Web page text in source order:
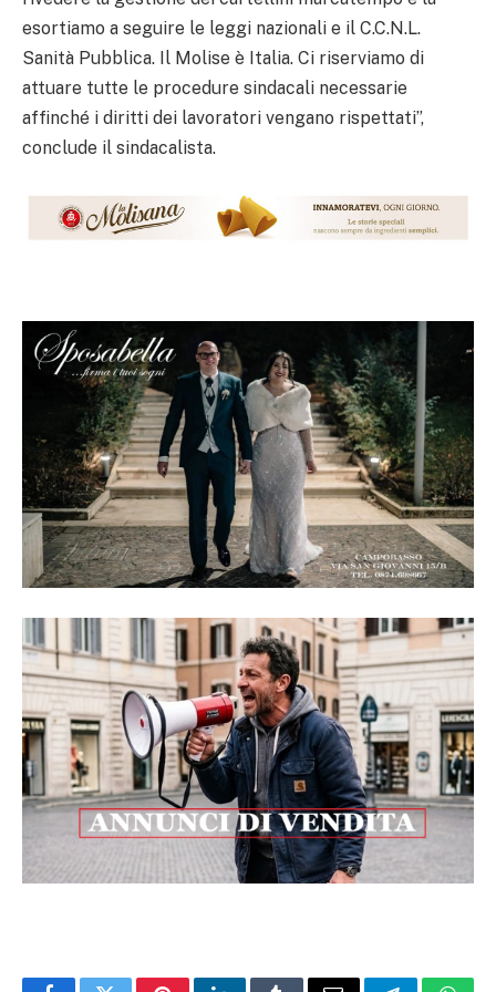
esortiamo a seguire le leggi nazionali e il C.C.N.L.
Sanità Pubblica. Il Molise è Italia. Ci riserviamo di
attuare tutte le procedure sindacali necessarie
affinché i diritti dei lavoratori vengano rispettati”,
conclude il sindacalista.